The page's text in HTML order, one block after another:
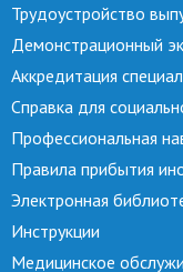
Трудоустройство
Демонстрационный
Аккредитация
Справка для
Профессиональная
Правила прибытия
Электронная
Инструкции
Медицинское